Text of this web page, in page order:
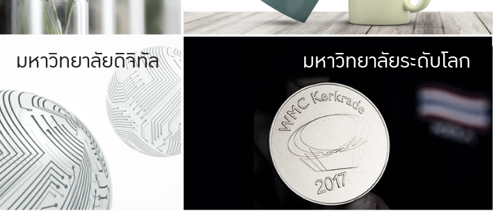
มหาวิทยาลัยรับผิดชอบต่อสังคม
ร่วมมือกับชุมชน เพื่อความกินดีอยู่ดี
และความสุขอย่างยั่งยืน
มองปัญหาในภาพกว้าง
แก้ไขจากปัญหาจุดเล็กๆ
มหาวิทยาลัยดิจิทัล มหาวิทยา
พร้อมที่จ
และผลักดันในการใช้ระบบส
เพื่อการทำงานแ
มหาวิทยาลัยระดับโลก